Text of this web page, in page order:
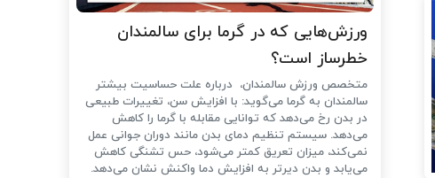
ورزش‌هایی که در گرما برای سالمندان
خطرساز است؟
متخصص ورزش سالمندان، درباره علت حساسیت بیشتر
سالمندان به گرما می‌گوید: با افزایش سن، تغییرات طبیعی
در بدن رخ می‌دهد که توانایی مقابله با گرما را کاهش
می‌دهد. سیستم تنظیم دمای بدن مانند دوران جوانی عمل
نمی‌کند، میزان تعریق کمتر می‌شود، حس تشنگی کاهش
می‌یابد و بدن دیرتر به افزایش دما واکنش نشان می‌دهد.